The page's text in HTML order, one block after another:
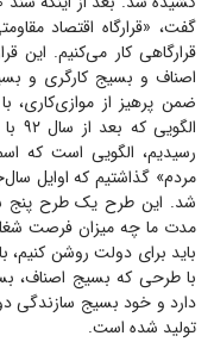
گفت، «قرارگاه اقتصاد
قرارگاهی کار می‌کنیم. این
اصناف و بسیج کارگری و
ضمن پرهیز از موازی‌کاری،
رسیدیم، الگویی است که
مردم» گذاشتیم که اوایل
شد. این طرح یک طرح
مدت ما چه میزان فرصت
باید برای دولت روشن کنیم،
با طرحی که بسیج اصناف،
دارد و خود بسیج سازندگی
تولید شده است.